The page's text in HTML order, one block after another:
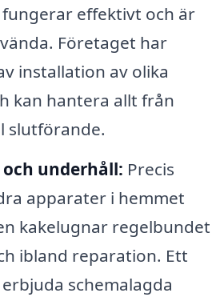
effektivt och är
Företaget har
installation av olika
kan hantera allt från
slutförande.
underhåll: Precis
apparater i hemmet
kakelugnar regelbundet
ibland reparation. Ett
schemalagda